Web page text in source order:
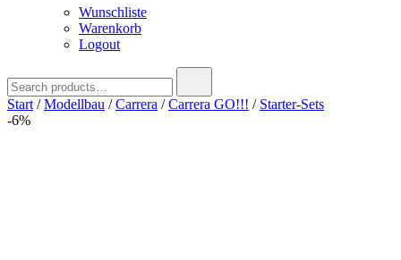
Wunschliste
Warenkorb
Logout
for:
Start /Modellbau /Carrera /Carrera GO!!! / Starter-Sets
-6%